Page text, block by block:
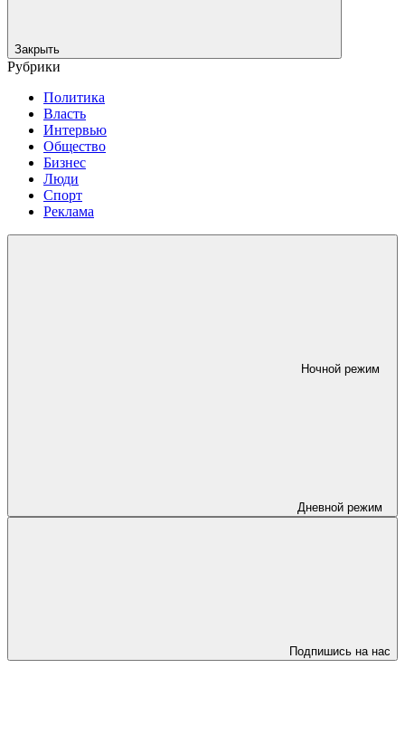
Закрыть
Рубрики
Политика
Власть
Интервью
Общество
Бизнес
Люди
Спорт
Реклама
Ночной режим
Дневной режим
Подпишись на нас